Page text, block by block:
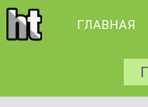
ГЛАВНАЯ